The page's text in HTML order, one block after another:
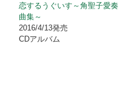
恋するうぐいす～角聖子愛奏
曲集～
2016/4/13発売
CDアルバム